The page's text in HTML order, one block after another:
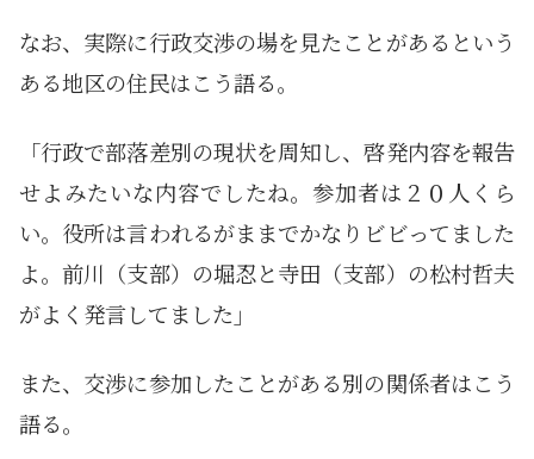
なお、実際に行政交渉の場を見たことがあるという
ある地区の住民はこう語る。
「行政で部落差別の現状を周知し、啓発内容を報告
せよみたいな内容でしたね。参加者は２０人くら
い。役所は言われるがままでかなりビビってました
よ。前川（支部）の堀忍と寺田（支部）の松村哲夫
がよく発言してました」
また、交渉に参加したことがある別の関係者はこう
語る。